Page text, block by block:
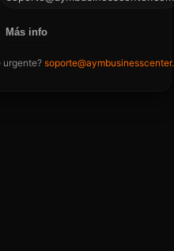
Más info
urgente?